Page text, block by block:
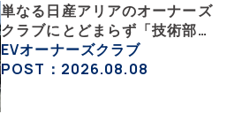
単なる日産アリアのオーナーズ
クラブにとどまらず「技術部」
「バイク部」「釣り部」など多
彩な趣味人集合体がAOCJ【
EVオーナーズクラブ
POST：2026.08.08